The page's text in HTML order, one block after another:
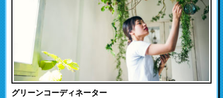
グリーンコーディネーター